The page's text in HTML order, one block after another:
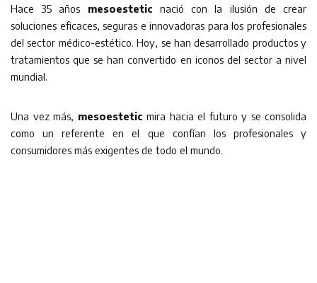
Hace 35 años mesoestetic nació con la ilusión de crear
soluciones eficaces, seguras e innovadoras para los profesionales
del sector médico-estético. Hoy, se han desarrollado productos y
tratamientos que se han convertido en iconos del sector a nivel
mundial.
Una vez más, mesoestetic mira hacia el futuro y se consolida
como un referente en el que confían los profesionales y
consumidores más exigentes de todo el mundo.